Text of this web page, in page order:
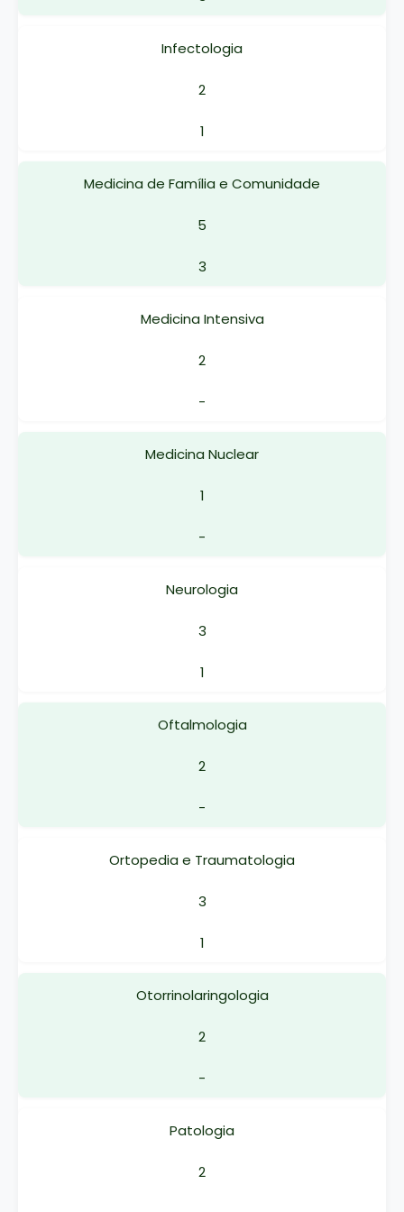
Infectologia
2
1
Medicina de Família e Comunidade
5
3
Medicina Intensiva
2
-
Medicina Nuclear
1
-
Neurologia
3
1
Oftalmologia
2
-
Ortopedia e Traumatologia
3
1
Otorrinolaringologia
2
-
Patologia
2